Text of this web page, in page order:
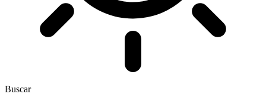
Buscar